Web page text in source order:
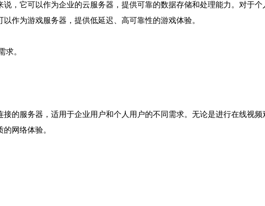
，它可以作为企业的云服务器，提供可靠的数据存储和处理能力。对于
作为游戏服务器，提供低延迟、高可靠性的游戏体验。
求。
的服务器，适用于企业用户和个人用户的不同需求。无论是进行在线视
网络体验。